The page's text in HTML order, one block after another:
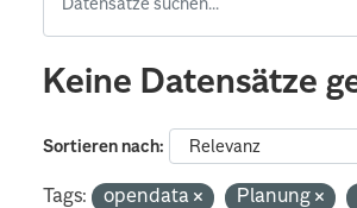
Keine Datensätze
Sortieren nach
Tags: opendata Planung